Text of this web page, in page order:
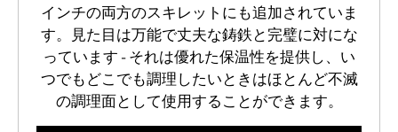
インチの両方のスキレットにも追加されていま
す。見た目は万能で丈夫な鋳鉄と完璧に対にな
っています - それは優れた保温性を提供し、い
つでもどこでも調理したいときはほとんど不滅
の調理面として使用することができます。